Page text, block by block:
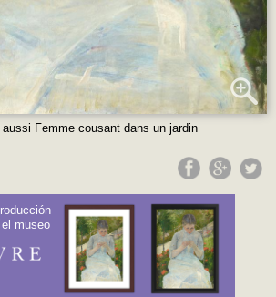
Femme cousant dans un jardin
museo